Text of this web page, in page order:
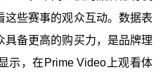
这些赛事的观众互动。数据表
具备更高的购买力，是品牌理
示，在Prime Video上观看体